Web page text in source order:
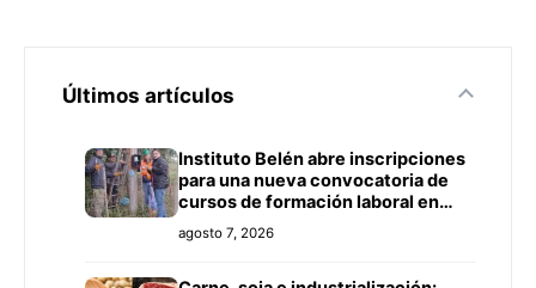
Últimos artículos
Instituto Belén abre inscripciones
para una nueva convocatoria de
cursos de formación laboral en
Concepción
agosto 7, 2026